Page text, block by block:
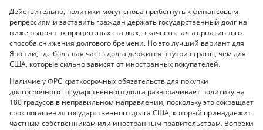
Действительно, политики могут снова прибегнуть к финансовым
репрессиям и заставить граждан держать государственный долг на
ниже рыночных процентных ставках, в качестве альтернативного
способа снижения долгового бремени. Но это лучший вариант для
Японии, где большая часть долга держится внутри страны, чем для
США, которые сильно зависят от иностранных покупателей.
Наличие у ФРС краткосрочных обязательств для покупки
долгосрочного государственного долга разворачивает политику на
180 градусов в неправильном направлении, поскольку это сокращает
срок погашения государственного долга США, который принадлежит
частным собственникам или иностранным правительствам. Вопреки